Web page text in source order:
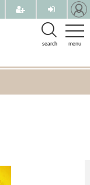
menu
search